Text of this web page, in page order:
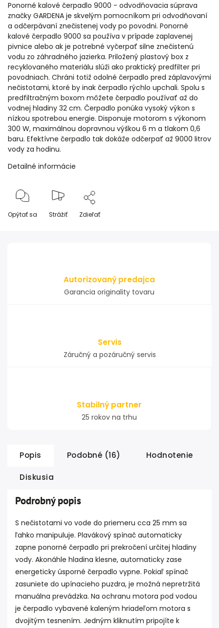
Ponorné kalové čerpadlo 9000 - odvodňovacia súprava
značky GARDENA je skvelým pomocníkom pri odvodňovaní
a odčerpávaní znečistenej vody po povodni. Ponorné
kalové čerpadlo 9000 sa používa v prípade zaplavenej
pivnice alebo ak je potrebné vyčerpať silne znečistenú
vodu zo záhradného jazierka. Priložený plastový box z
recyklovaného materiálu slúži ako praktický predfilter pri
povodniach. Chráni totiž odolné čerpadlo pred záplavovými
nečistotami, ktoré by inak čerpadlo rýchlo upchali. Spolu s
predfiltračným boxom môžete čerpadlo používať až do
vodnej hladiny 32 cm. Čerpadlo ponúka vysoký výkon s
nízkou spotrebou energie. Disponuje motorom s výkonom
300 W, maximálnou dopravnou výškou 6 m a tlakom 0,6
baru. Efektívne čerpadlo tak dokáže odčerpať až 9000 litrov
vody za hodinu.
Detailné informácie
Opýtať sa Strážiť Zdieľať
Autorizovaný predajca
Garancia originality tovaru
Servis
Záručný a pozáručný servis
Stabilný partner
25 rokov na trhu
Popis Podobné (16) Hodnotenie
Diskusia
Podrobný popis
S nečistotami vo vode do priemeru cca 25 mm sa
ľahko manipuluje. Plavákový spínač automaticky
zapne ponorné čerpadlo pri prekročení určitej hladiny
vody. Akonáhle hladina klesne, automaticky zase
energeticky úsporné čerpadlo vypne. Pokiaľ spínač
zasuniete do upínacieho puzdra, je možná nepretržitá
manuálna prevádzka. Na ochranu motora pod vodou
je čerpadlo vybavené kaleným hriadeľom motora s
dvojitým tesnením. Jedným kliknutím pripojíte k